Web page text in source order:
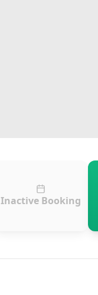
Inactive Booking